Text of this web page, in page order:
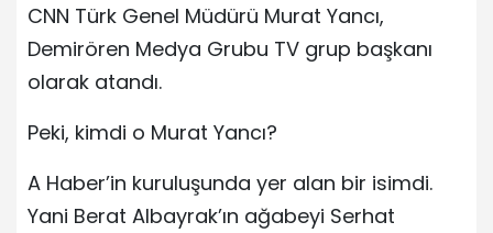
CNN Türk Genel Müdürü Murat Yancı,
Demirören Medya Grubu TV grup başkanı
olarak atandı.
Peki, kimdi o Murat Yancı?
A Haber’in kuruluşunda yer alan bir isimdi.
Yani Berat Albayrak’ın ağabeyi Serhat